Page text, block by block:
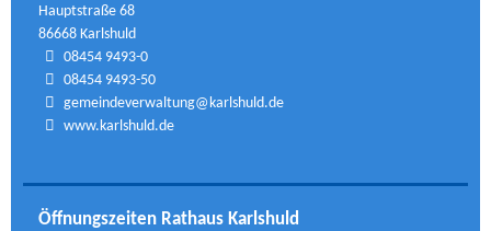
Hauptstraße 68
86668 Karlshuld
08454 9493-0
08454 9493-50
gemeindeverwaltung@karlshuld.de
www.karlshuld.de
Öffnungszeiten Rathaus Karlshuld